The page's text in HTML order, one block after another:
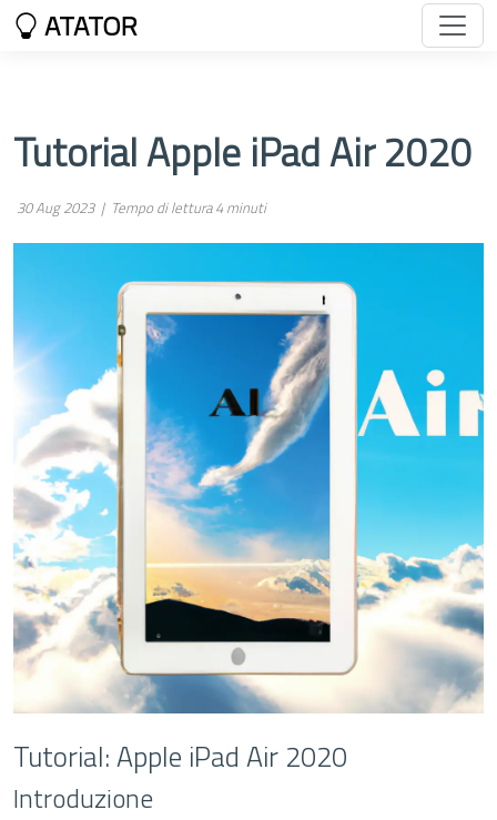
ATATOR
Tutorial Apple iPad Air 2020
30 Aug 2023 | Tempo di lettura 4 minuti
Tutorial: Apple iPad Air 2020
Introduzione